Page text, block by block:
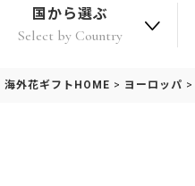
国から選ぶ
Select by Country
海外花ギフトHOME > ヨーロッパ >